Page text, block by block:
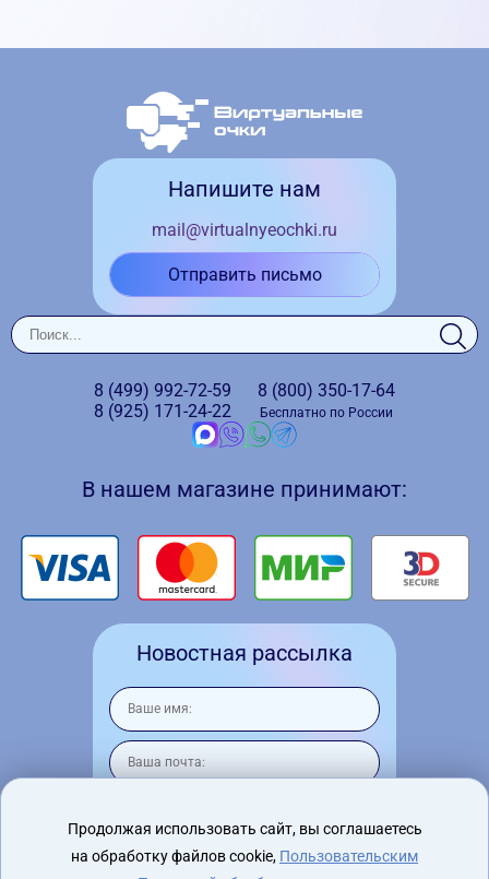
Напишите нам
mail@virtualnyeochki.ru
Отправить письмо
8 (499) 992-72-59
8 (925) 171-24-22
8 (800) 350-17-64
Бесплатно по России
В нашем магазине принимают:
Новостная рассылка
Я согласен на обработку персональных
Продолжая использовать сайт, вы соглашаетесь
на обработку файлов cookie, Пользовательским